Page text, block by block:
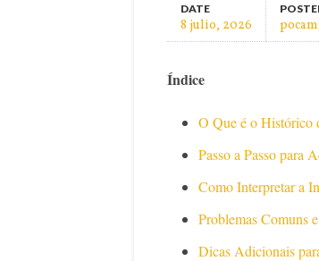
DATE
8 julio, 2026
Índice
O Que é o Histórico
Passo a Passo para
Como Interpretar a
Problemas Comuns
Dicas Adicionais